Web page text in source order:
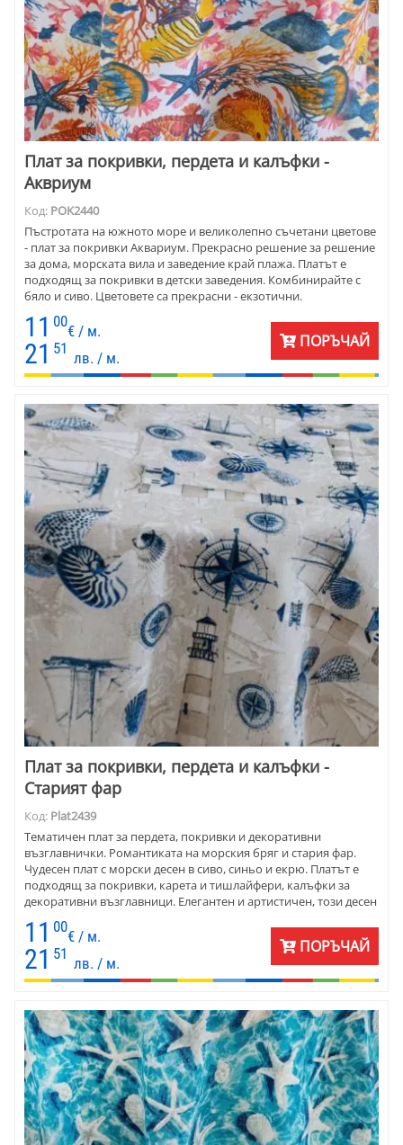
Плат за покривки, пердета и калъфки -
Аквриум
Код: POK2440
Пъстротата на южното море и великолепно съчетани цветове
- плат за покривки Аквариум. Прекрасно решение за решение
за дома, морската вила и заведение край плажа. Платът е
подходящ за покривки в детски заведения. Комбинирайте с
бяло и сиво. Цветовете са прекрасни - екзотични.
11 00
€ / м.
21 51
лв. / м.
ПОРЪЧАЙ
Плат за покривки, пердета и калъфки -
Старият фар
Код: Plat2439
Тематичен плат за пердета, покривки и декоративни
възглавнички. Романтиката на морския бряг и стария фар.
Чудесен плат с морски десен в сиво, синьо и екрю. Платът е
подходящ за покривки, карета и тишлайфери, калъфки за
декоративни възглавници. Елегантен и артистичен, този десен
е подходящ за декорация на дома, на заведение.
11 00
€ / м.
21 51
лв. / м.
ПОРЪЧАЙ